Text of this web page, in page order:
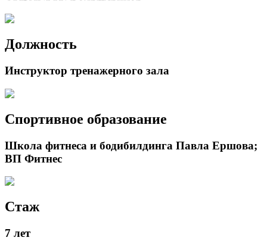
Должность
Инструктор тренажерного зала
Спортивное образование
Школа фитнеса и бодибилдинга Павла Ершова;
ВП Фитнес
Стаж
7 лет